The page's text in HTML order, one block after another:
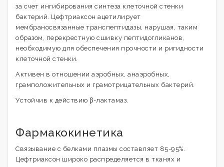
за счет ингибирования синтеза клеточной стенки
бактерий. Цефтриаксон ацетилирует
мембраносвязанные транспептидазы, нарушая, таким
образом, перекрестную сшивку пептидогликанов,
необходимую для обеспечения прочности и ригидности
клеточной стенки.
Активен в отношении аэробных, анаэробных,
грамположительных и грамотрицательных бактерий.
Устойчив к действию β-лактамаз.
Фармакокинетика
Связывание с белками плазмы составляет 85-95%.
Цефтриаксон широко распределяется в тканях и